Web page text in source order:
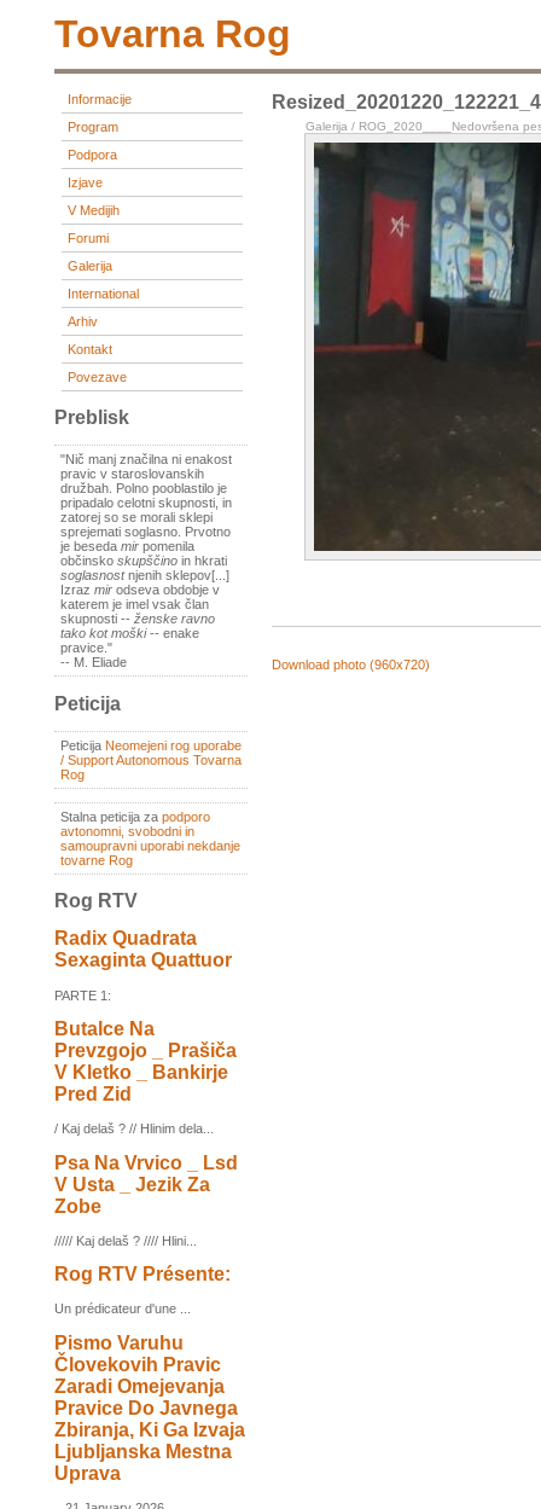
Tovarna Rog
Informacije
Program
Podpora
Izjave
V Medijih
Forumi
Galerija
International
Arhiv
Kontakt
Povezave
Preblisk
"Nič manj značilna ni enakost
pravic v staroslovanskih
družbah. Polno pooblastilo je
pripadalo celotni skupnosti, in
zatorej so se morali sklepi
sprejemati soglasno. Prvotno
je beseda mir pomenila
občinsko skupščino in hkrati
soglasnostnjenih sklepov[...]
Izraz mir odseva obdobje v
katerem je imel vsak član
skupnosti -- ženske ravno
tako kot moški-- enake
pravice."
-- M. Eliade
Peticija
Peticija Neomejeni rog uporabe
/ Support Autonomous Tovarna
Rog
Stalna peticija za podporo
avtonomni, svobodni in
samoupravni uporabi nekdanje
tovarne Rog
Rog RTV
Radix Quadrata
Sexaginta Quattuor
PARTE 1:
Butalce Na
Prevzgojo _ Prašiča
V Kletko _ Bankirje
Pred Zid
/ Kaj delaš ? // Hlinim dela...
Psa Na Vrvico _ Lsd
V Usta _ Jezik Za
Zobe
///// Kaj delaš ? //// Hlini...
Rog RTV Présente:
Un prédicateur d'une ...
Pismo Varuhu
Človekovih Pravic
Zaradi Omejevanja
Pravice Do Javnega
Zbiranja, Ki Ga Izvaja
Ljubljanska Mestna
Uprava
Galerija / ROG_2020____Nedovršena
Download photo (960x720)